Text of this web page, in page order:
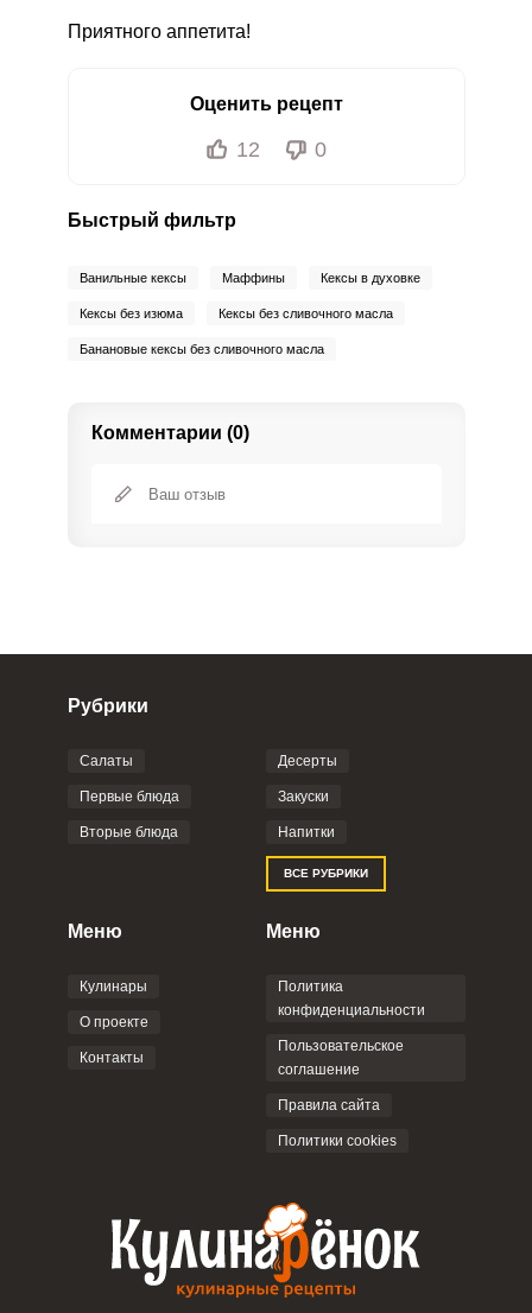
Приятного аппетита!
Оценить рецепт
12 0
Быстрый фильтр
Ванильные кексы Маффины Кексы в духовке
Кексы без изюма Кексы без сливочного масла
Банановые кексы без сливочного масла
Комментарии (0)
Фото до 4 шт, до 5 mb
Отправляя эту форму, вы соглашаетесь с
Политикой
Пользовательским
соглашением
Рубрики
Салаты
Первые блюда
Вторые блюда
Десерты
Закуски
Напитки
ВСЕ РУБРИКИ
Меню
Кулинары
О проекте
Контакты
Меню
Политика
конфиденциальности
Пользовательское
соглашение
Правила сайта
Политики cookies